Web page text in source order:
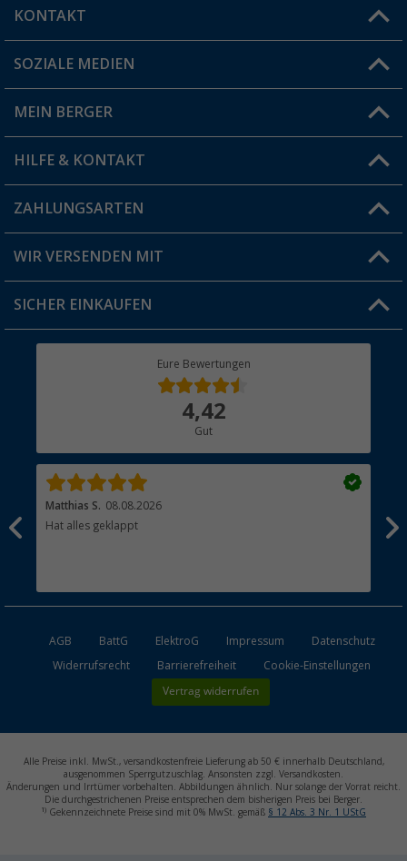
KONTAKT
Du hast eine Frage?
Filiale finden
SOZIALE MEDIEN
MEIN BERGER
Vorteilskarte
Blog
Jobs & Karriere
HILFE & KONTAKT
FAQ & Kontakt
Versandinformationen
Rücksendung
ZAHLUNGSARTEN
WIR VERSENDEN MIT
SICHER EINKAUFEN
Eure Bewertungen
4,42
Gut
Matthias S. 08.08.2026
Hat alles geklappt
AGB BattG ElektroG Impressum
Datenschutz
Widerrufsrecht
Barrierefreiheit Cookie-Einstellungen
Vertrag widerrufen
Alle Preise inkl. MwSt., versandkostenfreie Lieferung ab 50 € innerhalb Deutschland,
ausgenommen Sperrgutzuschlag. Ansonsten zzgl. Versandkosten.
Änderungen und Irrtümer vorbehalten. Abbildungen ähnlich. Nur solange der Vorrat reicht.
Die durchgestrichenen Preise entsprechen dem bisherigen Preis bei Berger.
1) Gekennzeichnete Preise sind mit 0% MwSt. gemäß § 12 Abs. 3 Nr. 1 UStG